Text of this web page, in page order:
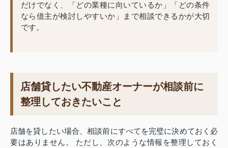
だけでなく、「どの業種に向いているか」「どの条件
なら借主が検討しやすいか」まで相談できるかが大切
です。
店舗貸したい不動産オーナーが相談前に
整理しておきたいこと
店舗を貸したい場合、相談前にすべてを完璧に決めておく必
要はありません。 ただし、次のような情報を整理しておく